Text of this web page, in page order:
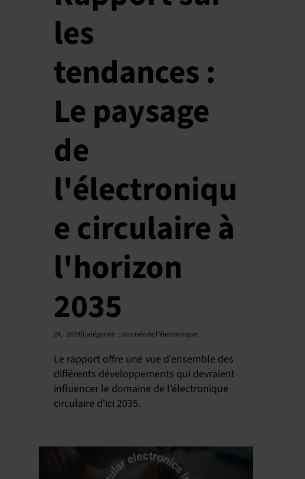
les
tendances :
Le paysage
de
l'électroniqu
e circulaire à
l'horizon
2035
24, 2024|Catégories : Journée de l'électronique
Le rapport offre une vue d'ensemble des
différents développements qui devraient
influencer le domaine de l'électronique
circulaire d'ici 2035.